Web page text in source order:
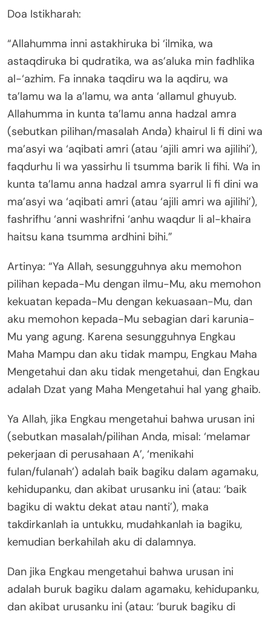
Doa Istikharah:
“Allahumma inni astakhiruka bi ‘ilmika, wa
astaqdiruka bi qudratika, wa as’aluka min fadhlika
al-‘azhim. Fa innaka taqdiru wa la aqdiru, wa
ta’lamu wa la a’lamu, wa anta ‘allamul ghuyub.
Allahumma in kunta ta’lamu anna hadzal amra
(sebutkan pilihan/masalah Anda) khairul li fi dini wa
ma’asyi wa ‘aqibati amri (atau ‘ajili amri wa ajilihi’),
faqdurhu li wa yassirhu li tsumma barik li fihi. Wa in
kunta ta’lamu anna hadzal amra syarrul li fi dini wa
ma’asyi wa ‘aqibati amri (atau ‘ajili amri wa ajilihi’),
fashrifhu ‘anni washrifni ‘anhu waqdur li al-khaira
haitsu kana tsumma ardhini bihi.”
Artinya: “Ya Allah, sesungguhnya aku memohon
pilihan kepada-Mu dengan ilmu-Mu, aku memohon
kekuatan kepada-Mu dengan kekuasaan-Mu, dan
aku memohon kepada-Mu sebagian dari karunia-
Mu yang agung. Karena sesungguhnya Engkau
Maha Mampu dan aku tidak mampu, Engkau Maha
Mengetahui dan aku tidak mengetahui, dan Engkau
adalah Dzat yang Maha Mengetahui hal yang ghaib.
Ya Allah, jika Engkau mengetahui bahwa urusan ini
(sebutkan masalah/pilihan Anda, misal: ‘melamar
pekerjaan di perusahaan A’, ‘menikahi
fulan/fulanah’) adalah baik bagiku dalam agamaku,
kehidupanku, dan akibat urusanku ini (atau: ‘baik
bagiku di waktu dekat atau nanti’), maka
takdirkanlah ia untukku, mudahkanlah ia bagiku,
kemudian berkahilah aku di dalamnya.
Dan jika Engkau mengetahui bahwa urusan ini
adalah buruk bagiku dalam agamaku, kehidupanku,
dan akibat urusanku ini (atau: ‘buruk bagiku di